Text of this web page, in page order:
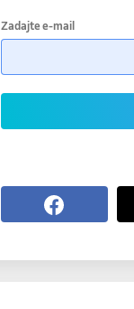
Zadajte e-mail